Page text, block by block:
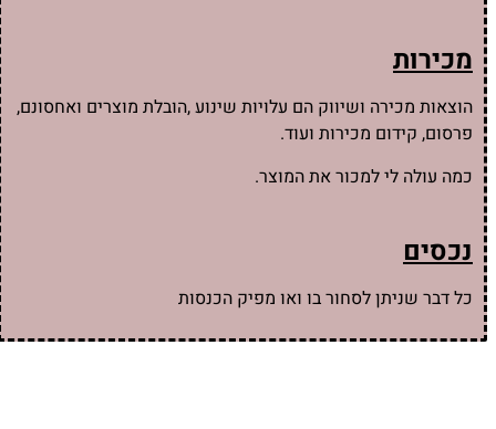
מכירות
הוצאות מכירה ושיווק הם עלויות שינוע ,הובלת מוצרים ואחסונם,
פרסום, קידום מכירות ועוד.
כמה עולה לי למכור את המוצר.
נכסים
כל דבר שניתן לסחור בו ואו מפיק הכנסות